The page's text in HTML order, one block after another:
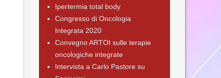
Ipertermia total body
Congresso di Oncologia
Integrata 2020
Convegno ARTOI sulle terapie
oncologiche integrate
Intervista a Carlo Pastore su